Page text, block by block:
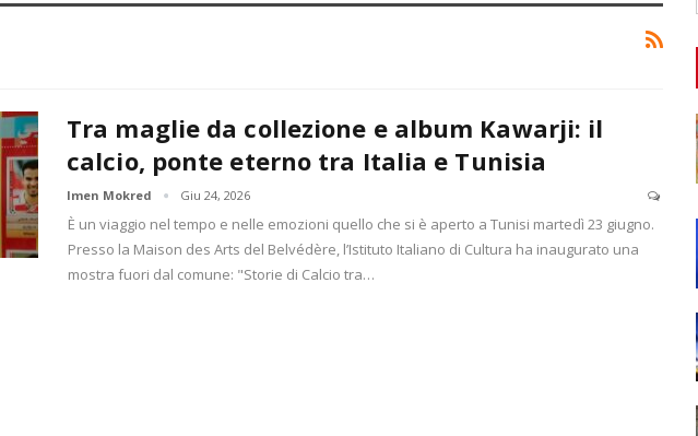
Tra maglie da collezione e album Kawarji: il
calcio, ponte eterno tra Italia e Tunisia
Imen Mokred Giu 24, 2026
È un viaggio nel tempo e nelle emozioni quello che si è aperto a Tunisi martedì 23 giugno.
Presso la Maison des Arts del Belvédère, l’Istituto Italiano di Cultura ha inaugurato una
mostra fuori dal comune: "Storie di Calcio tra…